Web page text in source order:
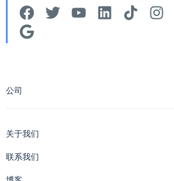
公司
关于我们
联系我们